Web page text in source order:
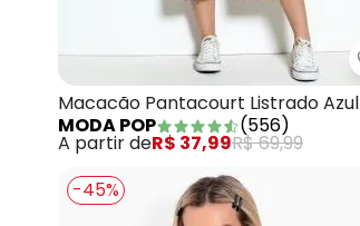
Macacão Pantacourt Listrado Azul
MODA POP
(556)
A partir deR$ 37,99R$ 69,99
-45%